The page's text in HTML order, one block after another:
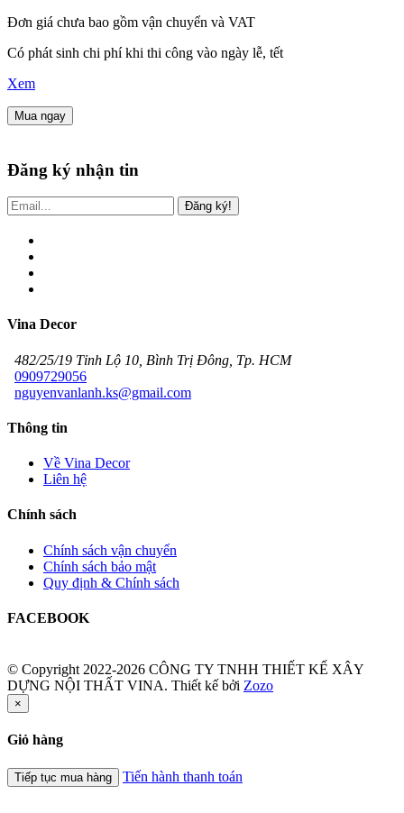
Đơn giá chưa bao gồm vận chuyển và VAT
Có phát sinh chi phí khi thi công vào ngày lễ, tết
Xem
Mua ngay
Đăng ký nhận tin
Đăng ký!
Vina Decor
482/25/19 Tỉnh Lộ 10, Bình Trị Đông, Tp. HCM
0909729056
nguyenvanlanh.ks@gmail.com
Thông tin
Về Vina Decor
Liên hệ
Chính sách
Chính sách vận chuyển
Chính sách bảo mật
Quy định & Chính sách
FACEBOOK
© Copyright 2022-2026 CÔNG TY TNHH THIẾT KẾ XÂY
DỰNG NỘI THẤT VINA. Thiết kế bởi Zozo
×
Giỏ hàng
Tiếp tục mua hàng Tiến hành thanh toán